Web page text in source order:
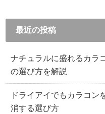
最近の投稿
ナチュラルに盛れるカラ
の選び方を解説
ドライアイでもカラコン
消する選び方